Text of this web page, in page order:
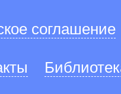
соглашение